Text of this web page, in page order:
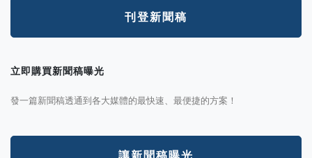
刊登新聞稿
立即購買新聞稿曝光
發一篇新聞稿透通到各大媒體的最快速、最便捷的方案！